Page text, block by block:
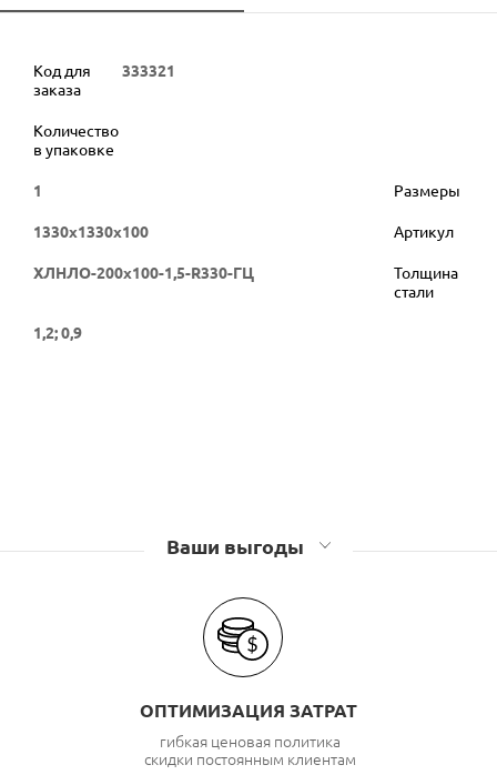
Код для
заказа
333321
Количество
в упаковке
1 Размеры
1330x1330x100 Артикул
ХЛНЛО-200х100-1,5-R330-ГЦ
Толщина
стали
1,2; 0,9
Ваши выгоды
ОПТИМИЗАЦИЯ ЗАТРАТ
гибкая ценовая политика
скидки постоянным клиентам